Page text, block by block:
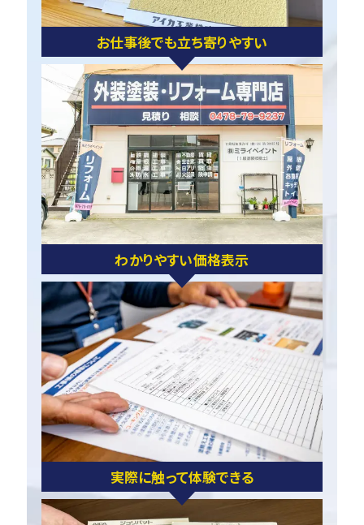
お仕事後でも立ち寄りやすい
わかりやすい価格表示
実際に触って体験できる